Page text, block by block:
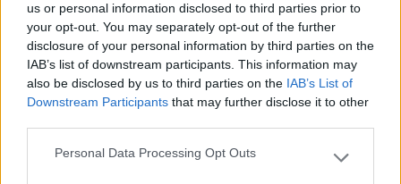
us or personal information disclosed to third parties prior to
your opt-out. You may separately opt-out of the further
disclosure of your personal information by third parties on the
IAB’s list of downstream participants. This information may
also be disclosed by us to third parties on the IAB’s List of
Downstream Participants that may further disclose it to other
Please note that this website/app uses one or more Google
Personal Data Processing Opt Outs
anche con un componente analogo? grazie. Girigiola
Ciao ho anch'io questo clima,ho avuto modo di metterci mano
qualche tempo fa
cosi ho approfittato per fare un pò di foto.Sono andato a
rivederle ma il mio non ha questo componente.
Se vuoi ti posso mettere le foto dell'impianto funzionale,dei 3
condensatori con i valori e del relè d'avviamento ma non c'è